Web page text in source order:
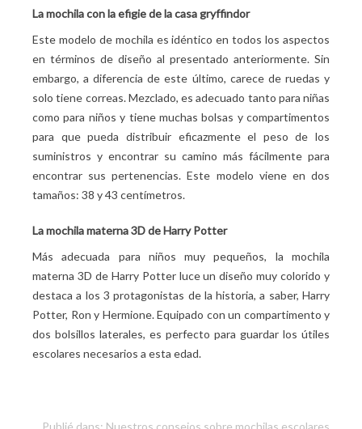
La mochila con la efigie de la casa gryffindor
Este modelo de mochila es idéntico en todos los aspectos
en términos de diseño al presentado anteriormente. Sin
embargo, a diferencia de este último, carece de ruedas y
solo tiene correas. Mezclado, es adecuado tanto para niñas
como para niños y tiene muchas bolsas y compartimentos
para que pueda distribuir eficazmente el peso de los
suministros y encontrar su camino más fácilmente para
encontrar sus pertenencias. Este modelo viene en dos
tamaños: 38 y 43 centímetros.
La mochila materna 3D de Harry Potter
Más adecuada para niños muy pequeños, la mochila
materna 3D de Harry Potter luce un diseño muy colorido y
destaca a los 3 protagonistas de la historia, a saber, Harry
Potter, Ron y Hermione. Equipado con un compartimento y
dos bolsillos laterales, es perfecto para guardar los útiles
escolares necesarios a esta edad.
Publié dans: Nuestros consejos sobre mochilas escolares